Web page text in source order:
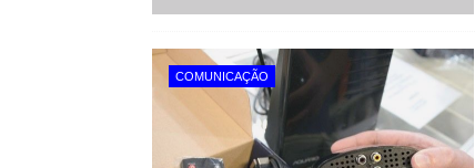
COMUNICAÇÃO